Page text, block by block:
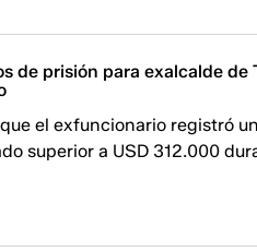
de prisión para exalcalde de
el exfuncionario registró
superior a USD 312.000